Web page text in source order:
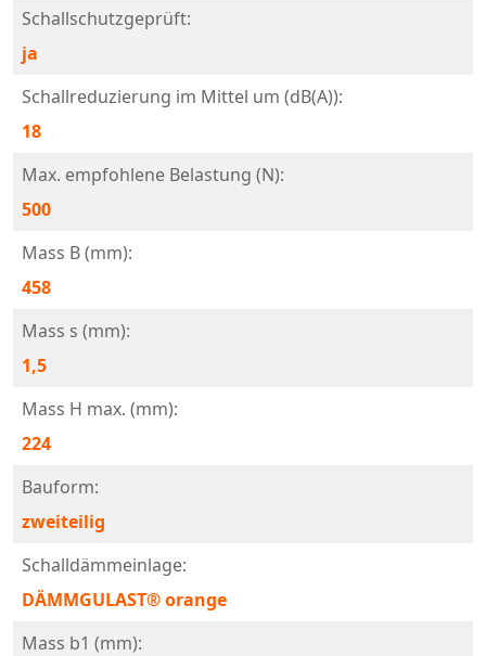
Schallschutzgeprüft:
ja
Schallreduzierung im Mittel um (dB(A)):
18
Max. empfohlene Belastung (N):
500
Mass B (mm):
458
Mass s (mm):
1,5
Mass H max. (mm):
224
Bauform:
zweiteilig
Schalldämmeinlage:
DÄMMGULAST® orange
Mass b1 (mm):